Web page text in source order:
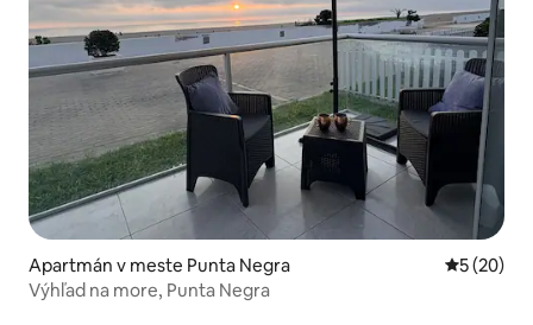
Apartmán v meste Punta Negra
5 (20)
Výhľad na more, Punta Negra